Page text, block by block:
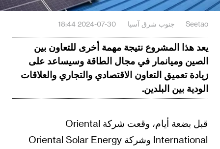
Seetao جنوب شرق آسيا‎ 2024-07-30 18:44
يعد هذا المشروع نتيجة مهمة أخرى للتعاون بين
الصين وميانمار في مجال الطاقة وسيساعد على
زيادة تعميق التعاون الاقتصادي والتجاري والعلاقات
الودية بين البلدين.
قبل بضعة أيام، وقعت شركة Oriental
International وشركة Oriental Solar Energy